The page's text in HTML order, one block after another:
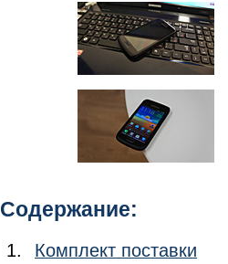
Содержание:
Комплект поставки